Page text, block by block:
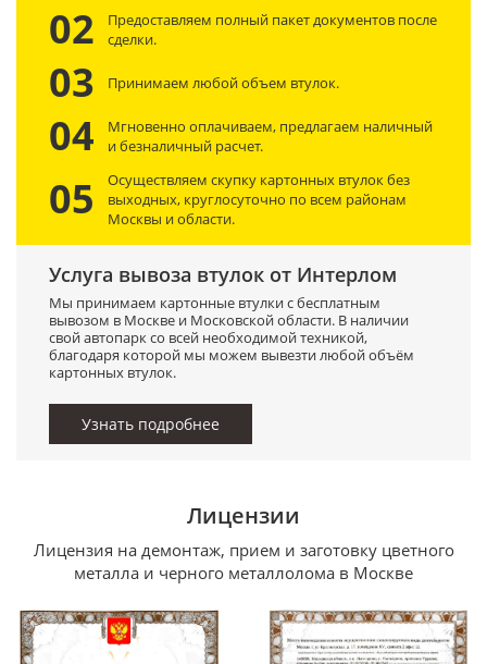
02
Предоставляем полный пакет документов после
сделки.
03 Принимаем любой объем втулок.
04
Мгновенно оплачиваем, предлагаем наличный
и безналичный расчет.
05
Осуществляем скупку картонных втулок без
выходных, круглосуточно по всем районам
Москвы и области.
Услуга вывоза втулок от Интерлом
Мы принимаем картонные втулки с бесплатным
вывозом в Москве и Московской области. В наличии
свой автопарк со всей необходимой техникой,
благодаря которой мы можем вывезти любой объём
картонных втулок.
Узнать подробнее
Лицензии
Лицензия на демонтаж, прием и заготовку цветного
металла и черного металлолома в Москве